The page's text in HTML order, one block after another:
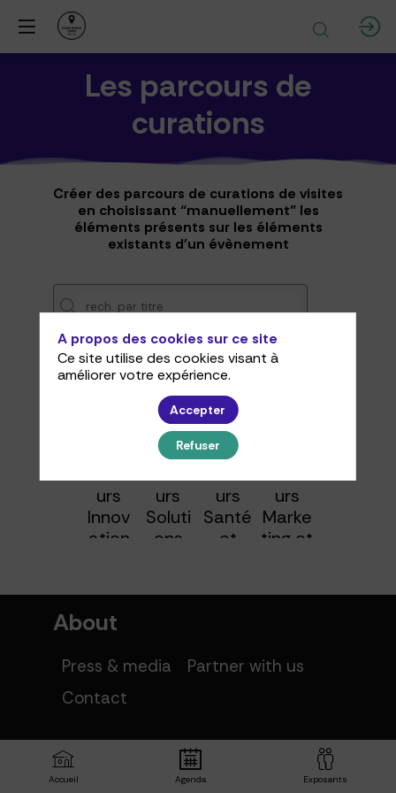
Les parcours de
curations
Créer des parcours de curations de visites
en choisissant “manuellement” les
éléments présents sur les éléments
existants d'un évènement
Parco
urs
Innov
ation
ologie
Parco
urs
Soluti
ons
s
Parco
urs
Santé
et
Parco
urs
Marke
ting et
ation
About
Press & media
Partner with us
Contact
Products
Accueil Agenda Exposants
A propos des cookies sur ce site
Ce site utilise des cookies visant à
améliorer votre expérience.
Accepter
Refuser